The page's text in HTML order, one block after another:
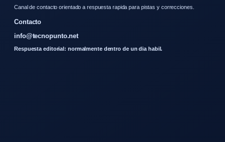
Canal de contacto orientado a respuesta rapida para pistas y correcciones.
Contacto
info@tecnopunto.net
Respuesta editorial: normalmente dentro de un dia habil.